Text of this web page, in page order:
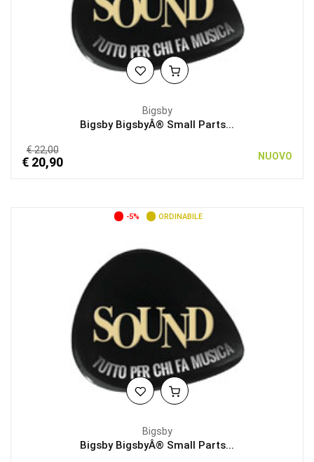
Bigsby
Bigsby BigsbyÂ® Small Parts...
€ 22,00
€ 20,90 NUOVO
-5% ORDINABILE
Bigsby
Bigsby BigsbyÂ® Small Parts...